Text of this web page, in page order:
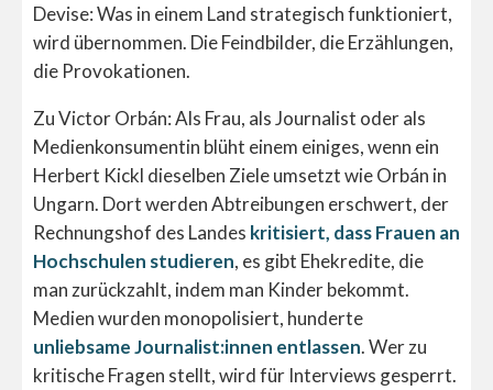
Devise: Was in einem Land strategisch funktioniert,
wird übernommen. Die Feindbilder, die Erzählungen,
die Provokationen.
Zu Victor Orbán: Als Frau, als Journalist oder als
Medienkonsumentin blüht einem einiges, wenn ein
Herbert Kickl dieselben Ziele umsetzt wie Orbán in
Ungarn. Dort werden Abtreibungen erschwert, der
Rechnungshof des Landes kritisiert, dass Frauen an
Hochschulen studieren, es gibt Ehekredite, die
man zurückzahlt, indem man Kinder bekommt.
Medien wurden monopolisiert, hunderte
unliebsame Journalist:innen entlassen. Wer zu
kritische Fragen stellt, wird für Interviews gesperrt.